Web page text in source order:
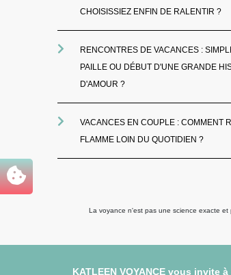
CHOISISSIEZ ENFIN DE RALENTIR ?
RENCONTRES DE VACANCES :
PAILLE OU DÉBUT D'UNE GRANDE
D'AMOUR ?
VACANCES EN COUPLE : COMMENT
FLAMME LOIN DU QUOTIDIEN ?
La voyance n'est pas une science exacte et
KATLEEN VOYANCE vous